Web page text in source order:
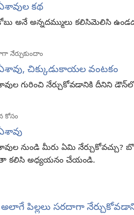
కథ
అనే అన్నదమ్ములు కలిసిమెలిసి ఉండడం
నేర్చుకుందాం
చిక్కుడుకాయల వంటకం
గురించి నేర్చుకోవడానికి దీనిని డౌన్‌లోడ్‌
కోసం
నుండి మీరు ఏమి
కలిసి అధ్యయనం చేయండి.
పిల్లలు సరదాగా